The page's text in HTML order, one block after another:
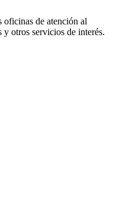
oficinas de atención al
otros servicios de interés.